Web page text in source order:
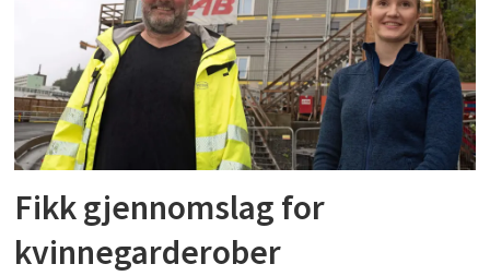
Fikk gjennomslag for
kvinnegarderober